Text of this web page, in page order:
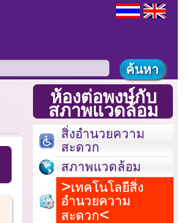
ห้องต่อพงษ์กับ
สภาพแวดล้อม
สิ่งอำนวยความ
สะดวก
สภาพแวดล้อม
เทคโนโลยีสิ่ง
อำนวยความ
สะดวก